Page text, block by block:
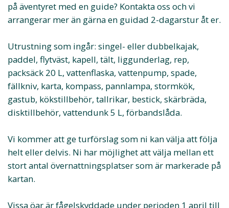
på äventyret med en guide? Kontakta oss och vi
arrangerar mer än gärna en guidad 2-dagarstur åt er.
Utrustning som ingår: singel- eller dubbelkajak,
paddel, flytväst, kapell, tält, liggunderlag, rep,
packsäck 20 L, vattenflaska, vattenpump, spade,
fällkniv, karta, kompass, pannlampa, stormkök,
gastub, kökstillbehör, tallrikar, bestick, skärbräda,
disktillbehör, vattendunk 5 L, förbandslåda.
Vi kommer att ge turförslag som ni kan välja att följa
helt eller delvis. Ni har möjlighet att välja mellan ett
stort antal övernattningsplatser som är markerade på
kartan.
Vissa öar är fågelskyddade under perioden 1 april till